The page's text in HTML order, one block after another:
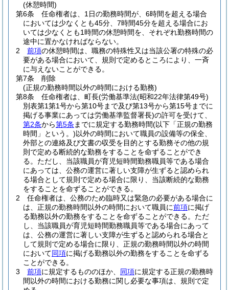
(休憩時間)
第6条
任命権者は、1日の勤務時間が、6時間を超える場合
においては少なくとも45分、7時間45分を超える場合にお
いては少なくとも1時間の休憩時間を、それぞれ勤務時間の
途中に置かなければならない。
2
前項の休憩時間は、職務の特殊性又は当該公署の特殊の必
要がある場合において、規則で定めるところにより、一斉
に与えないことができる。
第7条
削除
(正規の勤務時間以外の時間における勤務)
第8条
任命権者は、町長(労働基準法(昭和22年法律第49号)
別表第1第1号から第10号まで及び第13号から第15号までに
掲げる事業にあっては労働基準監督署長)の許可を受けて、
第2条から第5条 までに規定する勤務時間(以下「正規の勤務
時間」という。)以外の時間において職員の設備等の保全、
外部との連絡及び文書の収受を目的とする勤務その他の規
則で定める断続的な勤務をすることを命ずることができ
る。 ただし、当該職員が育児短時間勤務職員等である場合
にあっては、公務の運営に著しい支障が生ずると認められ
る場合として規則で定める場合に限り、当該断続的な勤務
をすることを命ずることができる。
2
任命権者は、公務のため臨時又は緊急の必要がある場合に
は、正規の勤務時間以外の時間において職員に前項に掲げ
る勤務以外の勤務をすることを命ずることができる。 ただ
し、当該職員が育児短時間勤務職員等である場合にあって
は、公務の運営に著しい支障が生ずると認められる場合と
して規則で定める場合に限り、正規の勤務時間以外の時間
において同項に掲げる勤務以外の勤務をすることを命ずる
ことができる。
3
前項に規定するもののほか、 同項に規定する正規の勤務時
間以外の時間における勤務に関し必要な事項は、規則で定